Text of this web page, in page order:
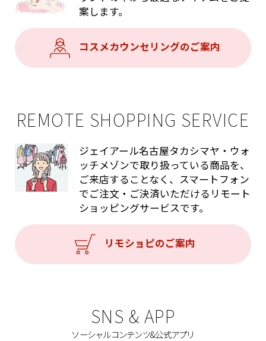
案します。
コスメカウンセリングのご案内
REMOTE SHOPPING SERVICE
ジェイアール名古屋タカシマヤ・ウォ
ッチメゾンで取り扱っている商品を、
ご来店することなく、スマートフォン
でご注文・ご決済いただけるリモート
ショッピングサービスです。
リモショピのご案内
SNS & APP
ソーシャルコンテンツ&公式アプリ